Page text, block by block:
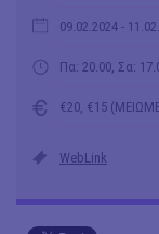
09.02.2024 -
Πα: 20.00, Σα:
€20, €15
WebLink